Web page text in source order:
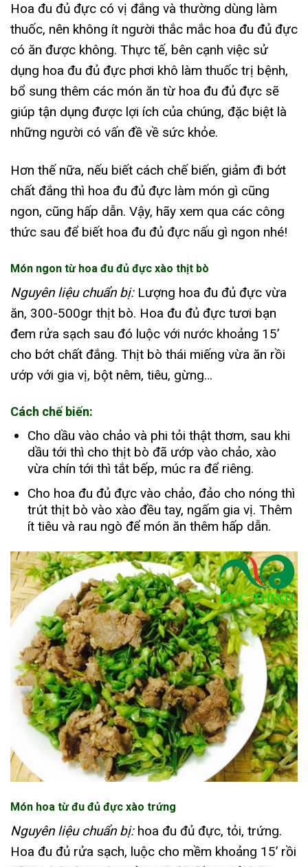
Hoa đu đủ đực có vị đắng và thường dùng làm
thuốc, nên không ít người thắc mắc hoa đu đủ đực
có ăn được không. Thực tế, bên cạnh việc sử
dụng hoa đu đủ đực phơi khô làm thuốc trị bệnh,
bổ sung thêm các món ăn từ hoa đu đủ đực sẽ
giúp tận dụng được lợi ích của chúng, đặc biệt là
những người có vấn đề về sức khỏe.
Hơn thế nữa, nếu biết cách chế biến, giảm đi bớt
chất đắng thì hoa đu đủ đực làm món gì cũng
ngon, cũng hấp dẫn. Vậy, hãy xem qua các công
thức sau để biết hoa đu đủ đực nấu gì ngon nhé!
Món ngon từ hoa đu đủ đực xào thịt bò
Nguyên liệu chuẩn bị:Lượng hoa đu đủ đực vừa
ăn, 300-500gr thịt bò. Hoa đu đủ đực tươi bạn
đem rửa sạch sau đó luộc với nước khoảng 15’
cho bớt chất đắng. Thịt bò thái miếng vừa ăn rồi
ướp với gia vị, bột nêm, tiêu, gừng…
Cách chế biến:
Cho dầu vào chảo và phi tỏi thật thơm, sau khi
dầu tới thì cho thịt bò đã ướp vào chảo, xào
vừa chín tới thì tắt bếp, múc ra để riêng.
Cho hoa đu đủ đực vào chảo, đảo cho nóng thì
trút thịt bò vào xào đều tay, ngấm gia vị. Thêm
ít tiêu và rau ngò để món ăn thêm hấp dẫn.
Món hoa từ đu đủ đực xào trứng
Nguyên liệu chuẩn bị: hoa đu đủ đực, tỏi, trứng.
Hoa đu đủ rửa sạch, luộc cho mềm khoảng 15’ rồi